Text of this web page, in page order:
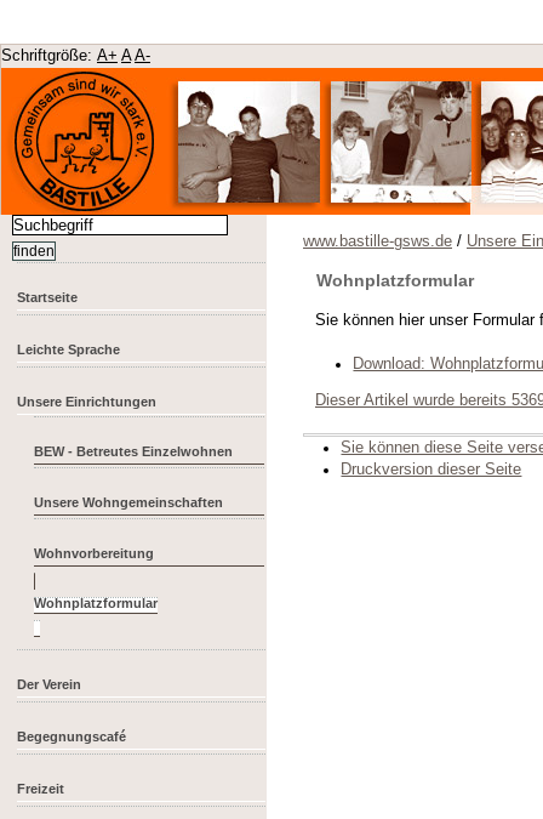
Schriftgröße: A+ A A-
Startseite
Leichte Sprache
Unsere Einrichtungen
BEW - Betreutes Einzelwohnen
Unsere Wohngemeinschaften
Wohnvorbereitung
Der Verein
Begegnungscafé
Freizeit
www.bastille-gsws.de / Unsere
Wohnplatzformular
Sie können hier unser Formular
Download:
Dieser Artikel wurde bereits
Sie können diese Seite
Druckversion dieser Seite